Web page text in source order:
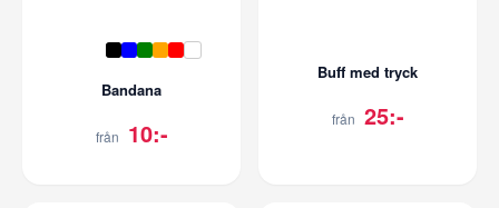
Bandana
från 10:-
Buff med tryck
från 25:-